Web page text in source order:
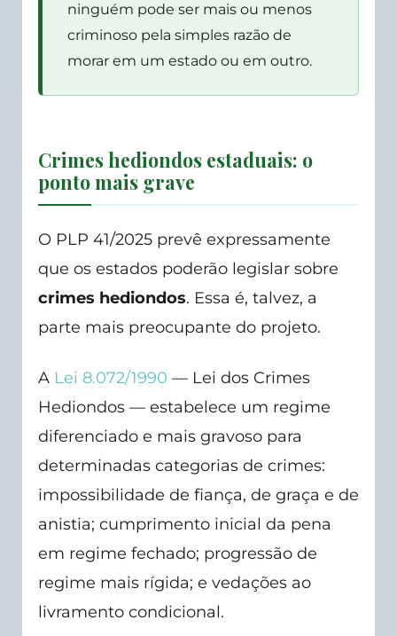
ninguém pode ser mais ou menos
criminoso pela simples razão de
morar em um estado ou em outro.
Crimes hediondos estaduais: o
ponto mais grave
O PLP 41/2025 prevê expressamente
que os estados poderão legislar sobre
crimes hediondos. Essa é, talvez, a
parte mais preocupante do projeto.
A Lei 8.072/1990 — Lei dos Crimes
Hediondos — estabelece um regime
diferenciado e mais gravoso para
determinadas categorias de crimes:
impossibilidade de fiança, de graça e de
anistia; cumprimento inicial da pena
em regime fechado; progressão de
regime mais rígida; e vedações ao
livramento condicional.